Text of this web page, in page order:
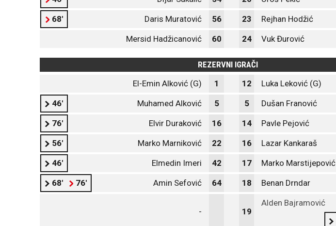
68' Daris Muratović 56 23 Rejhan Hodžić
Mersid Hadžicanović 60 24 Vuk Đurović
REZERVNI IGRAČI
El-Emin Alković (G)
1 12 Luka Leković (G)
46' Muhamed Alković 5 5 Dušan Franović
76' Elvir Duraković 16 14 Pavle Pejović
56' Marko Marniković 22 16 Lazar Kankaraš
46' Elmedin Imeri 42 17 Marko Marstijepović
68' 76' Amin Sefović 64 18 Benan Drndar
- 19
Alden Bajramović